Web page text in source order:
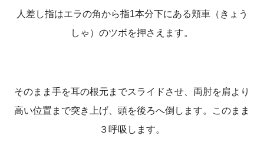
人差し指はエラの角から指1本分下にある頬車（きょう
しゃ）のツボを押さえます。
そのまま手を耳の根元までスライドさせ、両肘を肩より
高い位置まで突き上げ、頭を後ろへ倒します。このまま
３呼吸します。